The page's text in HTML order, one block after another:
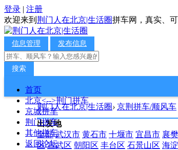
登录 | 注册
欢迎来到 荆门人在北京|生活圈拼车网，真实、
信息管理 发布信息
搜索
首页
北京<-->荆门拼车
京城拼车
荆门拼车
其他拼车
返回论坛
荆门人在北京|生活圈› 京荆拼车/顺风车
出发地
全部 武汉市 黄石市 十堰市 宜昌市 襄
区 宣武区 朝阳区 丰台区 石景山区 海